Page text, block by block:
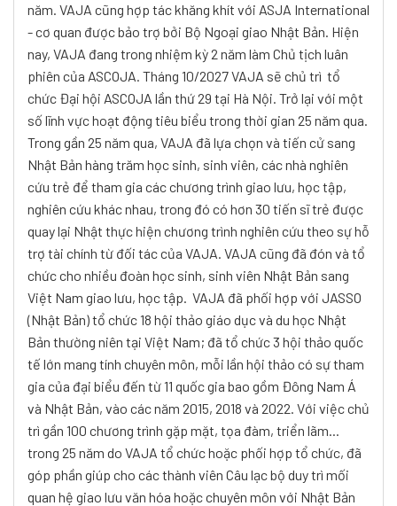
năm. VAJA cũng hợp tác khăng khít với ASJA International
- cơ quan được bảo trợ bởi Bộ Ngoại giao Nhật Bản. Hiện
nay, VAJA đang trong nhiệm kỳ 2 năm làm Chủ tịch luân
phiên của ASCOJA. Tháng 10/2027 VAJA sẽ chủ trì tổ
chức Đại hội ASCOJA lần thứ 29 tại Hà Nội. Trở lại với một
số lĩnh vực hoạt động tiêu biểu trong thời gian 25 năm qua.
Trong gần 25 năm qua, VAJA đã lựa chọn và tiến cử sang
Nhật Bản hàng trăm học sinh, sinh viên, các nhà nghiên
cứu trẻ để tham gia các chương trình giao lưu, học tập,
nghiên cứu khác nhau, trong đó có hơn 30 tiến sĩ trẻ được
quay lại Nhật thực hiện chương trình nghiên cứu theo sự hỗ
trợ tài chính từ đối tác của VAJA. VAJA cũng đã đón và tổ
chức cho nhiều đoàn học sinh, sinh viên Nhật Bản sang
Việt Nam giao lưu, học tập. VAJA đã phối hợp với JASSO
(Nhật Bản) tổ chức 18 hội thảo giáo dục và du học Nhật
Bản thường niên tại Việt Nam; đã tổ chức 3 hội thảo quốc
tế lớn mang tính chuyên môn, mỗi lần hội thảo có sự tham
gia của đại biểu đến từ 11 quốc gia bao gồm Đông Nam Á
và Nhật Bản, vào các năm 2015, 2018 và 2022. Với việc chủ
trì gần 100 chương trình gặp mặt, tọa đàm, triển lãm...
trong 25 năm do VAJA tổ chức hoặc phối hợp tổ chức, đã
góp phần giúp cho các thành viên Câu lạc bộ duy trì mối
quan hệ giao lưu văn hóa hoặc chuyên môn với Nhật Bản